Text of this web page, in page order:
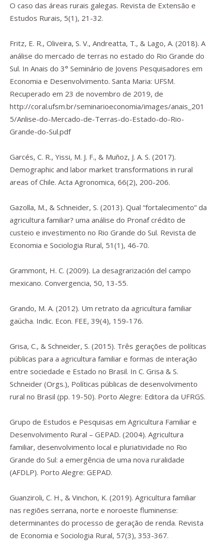
O caso das áreas rurais galegas. Revista de Extensão e
Estudos Rurais, 5(1), 21-32.
Fritz, E. R., Oliveira, S. V., Andreatta, T., & Lago, A. (2018). A
análise do mercado de terras no estado do Rio Grande do
Sul. In Anais do 3° Seminário de Jovens Pesquisadores em
Economia e Desenvolvimento. Santa Maria: UFSM.
Recuperado em 23 de novembro de 2019, de
http://coral.ufsm.br/seminarioeconomia/images/anais_201
5/Anlise-do-Mercado-de-Terras-do-Estado-do-Rio-
Grande-do-Sul.pdf
Garcés, C. R., Yissi, M. J. F., & Muñoz, J. A. S. (2017).
Demographic and labor market transformations in rural
areas of Chile. Acta Agronomica, 66(2), 200-206.
Gazolla, M., & Schneider, S. (2013). Qual “fortalecimento” da
agricultura familiar? uma análise do Pronaf crédito de
custeio e investimento no Rio Grande do Sul. Revista de
Economia e Sociologia Rural, 51 (1), 46-70.
Grammont, H. C. (2009). La desagrarización del campo
mexicano. Convergencia, 50, 13-55.
Grando, M. A. (2012). Um retrato da agricultura familiar
gaúcha. Indic. Econ. FEE, 39(4), 159-176.
Grisa, C., & Schneider, S. (2015). Três gerações de políticas
públicas para a agricultura familiar e formas de interação
entre sociedade e Estado no Brasil. In C. Grisa & S.
Schneider (Orgs.), Políticas públicas de desenvolvimento
rural no Brasil (pp. 19-50). Porto Alegre: Editora da UFRGS.
Grupo de Estudos e Pesquisas em Agricultura Familiar e
Desenvolvimento Rural – GEPAD. (2004). Agricultura
familiar, desenvolvimento local e pluriatividade no Rio
Grande do Sul: a emergência de uma nova ruralidade
(AFDLP). Porto Alegre: GEPAD.
Guanziroli, C. H., & Vinchon, K. (2019). Agricultura familiar
nas regiões serrana, norte e noroeste fluminense:
determinantes do processo de geração de renda. Revista
de Economia e Sociologia Rural, 57(3), 353-367.